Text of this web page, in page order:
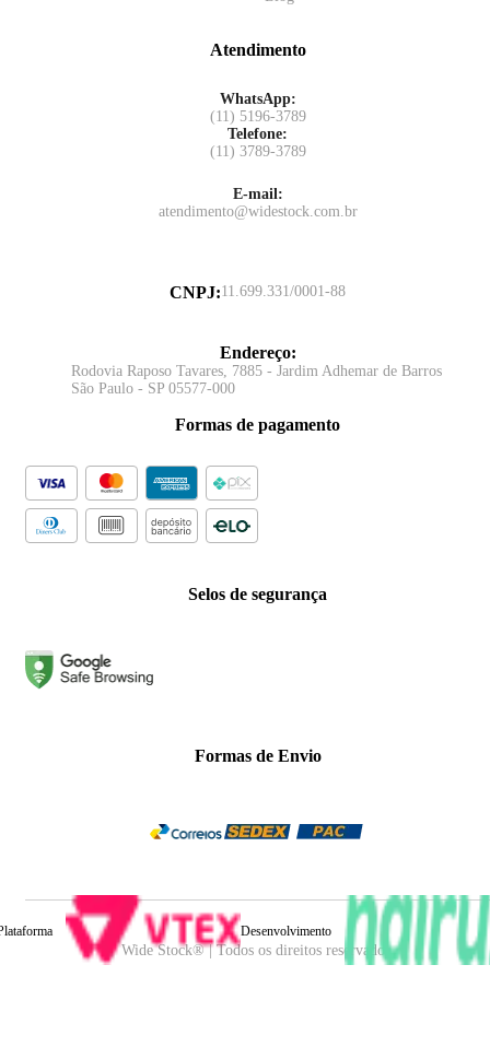
Atendimento
WhatsApp:
(11) 5196-3789
Telefone:
(11) 3789-3789
E-mail:
atendimento@widestock.com.br
CNPJ:11.699.331/0001-88
Endereço:
Rodovia Raposo Tavares, 7885 - Jardim Adhemar de Barros
São Paulo - SP 05577-000
Formas de pagamento
Selos de segurança
Formas de Envio
Wide Stock® | Todos os direitos reservados.
Desenvolvimento